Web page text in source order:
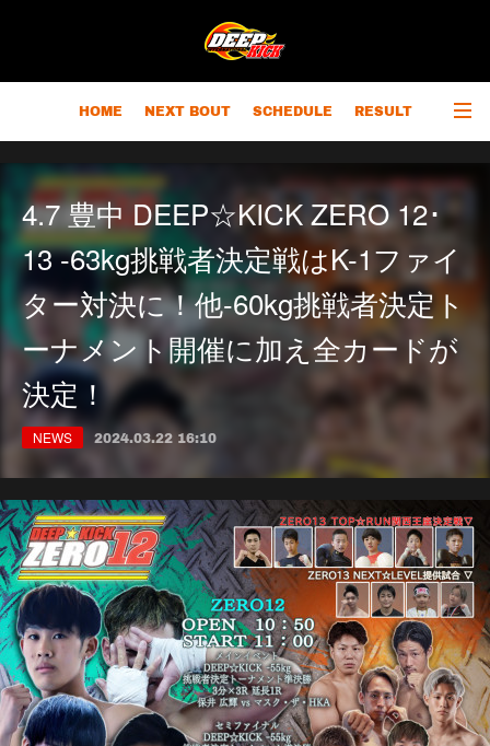
HOME NEXT BOUT SCHEDULE RESULT
RANKING
4.7 豊中 DEEP☆KICK ZERO 12･
13 -63kg挑戦者決定戦はK-1ファイ
ター対決に！他-60kg挑戦者決定ト
ーナメント開催に加え全カードが
決定！
NEWS 2024.03.22 16:10